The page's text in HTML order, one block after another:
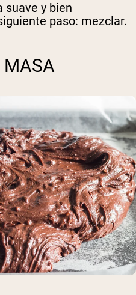
suave y bien
paso: mezclar.
MASA